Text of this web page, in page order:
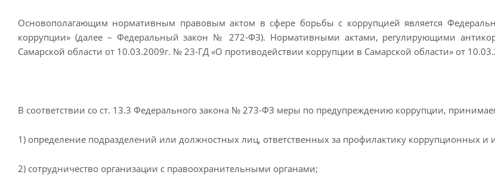
Основополагающим нормативным правовым актом в сфере борьбы с коррупцией является
коррупции» (далее – Федеральный закон № 272-ФЗ). Нормативными актами, регулирующими
Самарской области от 10.03.2009г. № 23-ГД «О противодействии коррупции в Самарской области» от
В соответствии со ст. 13.3 Федерального закона № 273-ФЗ меры по предупреждению коррупции,
1) определение подразделений или должностных лиц, ответственных за профилактику коррупционных
2) сотрудничество организации с правоохранительными органами;